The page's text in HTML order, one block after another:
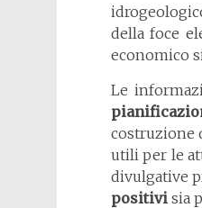
della foce
economico
Le
costruzione
utili per le
divulgative
positivi sia